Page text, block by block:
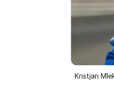
Kristjan